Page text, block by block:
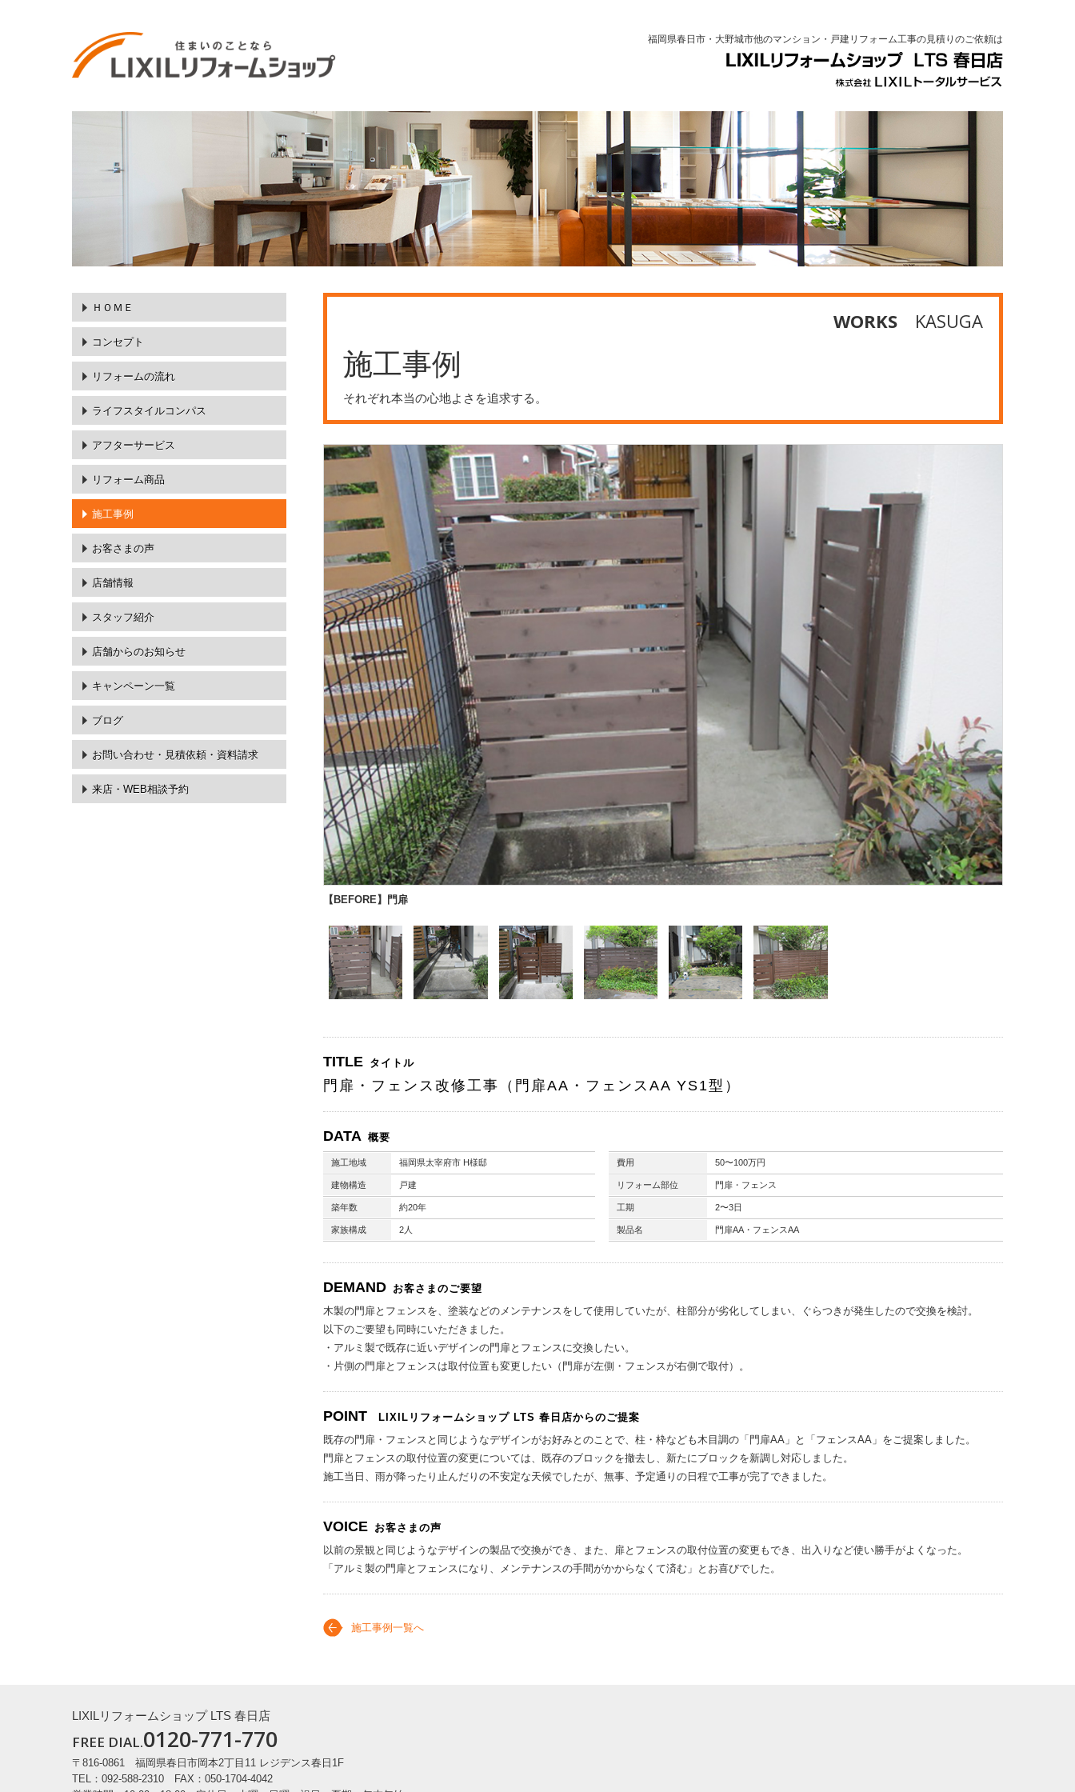
福岡県春日市・大野城市他のマンション・戸建リフォーム工事の見積りのご依頼は
ＨＯＭＥ
コンセプト
リフォームの流れ
ライフスタイルコンパス
アフターサービス
リフォーム商品
施工事例
お客さまの声
店舗情報
スタッフ紹介
店舗からのお知らせ
キャンペーン一覧
ブログ
お問い合わせ・ 見積依頼・資料請求
来店・WEB相談予約
WORKS KASUGA
施工事例
それぞれ本当の心地よさを追求する。
【BEFORE】門扉
TITLE タイトル
門扉・フェンス改修工事（門扉AA・フェンスAA YS1型）
DATA 概要
施工地域 福岡県太宰府市 H様邸
建物構造 戸建
築年数 約20年
家族構成 2人
費用 50〜100万円
リフォーム部位 門扉・フェンス
工期 2〜3日
製品名 門扉AA・フェンスAA
DEMAND お客さまのご要望
木製の門扉とフェンスを、塗装などのメンテナンスをして使用していたが、柱部分が劣化してしまい、ぐらつきが発生したので交換を検討。
以下のご要望も同時にいただきました。
・アルミ製で既存に近いデザインの門扉とフェンスに交換したい。
・片側の門扉とフェンスは取付位置も変更したい（門扉が左側・フェンスが右側で取付）。
POINT LIXILリフォームショップ LTS 春日店からのご提案
既存の門扉・フェンスと同じようなデザインがお好みとのことで、柱・枠なども木目調の「門扉AA」と「フェンスAA」をご提案しました。
門扉とフェンスの取付位置の変更については、既存のブロックを撤去し、新たにブロックを新調し対応しました。
施工当日、雨が降ったり止んだりの不安定な天候でしたが、無事、予定通りの日程で工事が完了できました。
VOICE お客さまの声
以前の景観と同じようなデザインの製品で交換ができ、また、扉とフェンスの取付位置の変更もでき、出入りなど使い勝手がよくなった。
「アルミ製の門扉とフェンスになり、メンテナンスの手間がかからなくて済む」とお喜びでした。
施工事例一覧へ
LIXILリフォームショップ LTS 春日店
FREE DIAL.0120-771-770
〒816-0861 福岡県春日市岡本2丁目11 レジデンス春日1F
TEL：092-588-2310 FAX：050-1704-4042